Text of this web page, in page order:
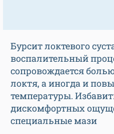
Бурсит локтевого
воспалительный
сопровождается
локтя, а иногда и
температуры.
дискомфортных
специальные мази